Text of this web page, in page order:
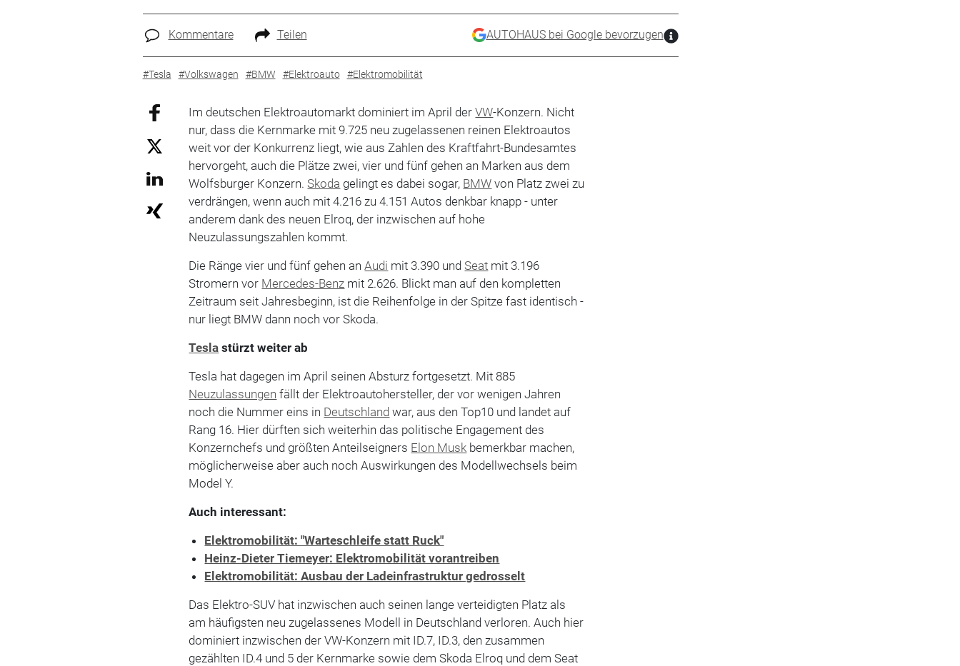
Kommentare Teilen AUTOHAUS bei Google bevorzugen
#Tesla #Volkswagen #BMW #Elektroauto #Elektromobilität
Im deutschen Elektroautomarkt dominiert im April derVW-Konzern. Nicht
nur, dass die Kernmarke mit 9.725 neu zugelassenen reinen Elektroautos
weit vor der Konkurrenz liegt, wie aus Zahlen des Kraftfahrt-Bundesamtes
hervorgeht, auch die Plätze zwei, vier und fünf gehen an Marken aus dem
Wolfsburger Konzern. Skoda gelingt es dabei sogar, BMW von Platz zwei zu
verdrängen, wenn auch mit 4.216 zu 4.151 Autos denkbar knapp - unter
anderem dank des neuen Elroq, der inzwischen auf hohe
Neuzulassungszahlen kommt.
Die Ränge vier und fünf gehen anAudi mit 3.390 und Seat mit 3.196
Stromern vor Mercedes-Benz mit 2.626. Blickt man auf den kompletten
Zeitraum seit Jahresbeginn, ist die Reihenfolge in der Spitze fast identisch -
nur liegt BMW dann noch vor Skoda.
Tesla stürzt weiter ab
Tesla hat dagegen im April seinen Absturz fortgesetzt. Mit 885
Neuzulassungen fällt der Elektroautohersteller, der vor wenigen Jahren
noch die Nummer eins in Deutschland war, aus den Top10 und landet auf
Rang 16. Hier dürften sich weiterhin das politische Engagement des
Konzernchefs und größten Anteilseigners Elon Musk bemerkbar machen,
möglicherweise aber auch noch Auswirkungen des Modellwechsels beim
Model Y.
Auch interessant:
Elektromobilität: "Warteschleife statt Ruck"
Heinz-Dieter Tiemeyer: Elektromobilität vorantreiben
Elektromobilität: Ausbau der Ladeinfrastruktur gedrosselt
Das Elektro-SUV hat inzwischen auch seinen lange verteidigten Platz als
am häufigsten neu zugelassenes Modell in Deutschland verloren. Auch hier
dominiert inzwischen der VW-Konzern mit ID.7, ID.3, den zusammen
gezählten ID.4 und 5 der Kernmarke sowie dem Skoda Elroq und dem Seat